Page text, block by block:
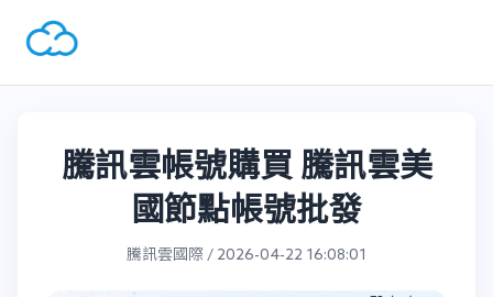
騰訊雲帳號購買 騰訊雲美
國節點帳號批發
騰訊雲國際 / 2026-04-22 16:08:01